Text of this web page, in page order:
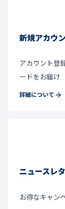
新規アカウ
アカウント登
ードをお届け
詳細について
ニュースレ
お得なキャン